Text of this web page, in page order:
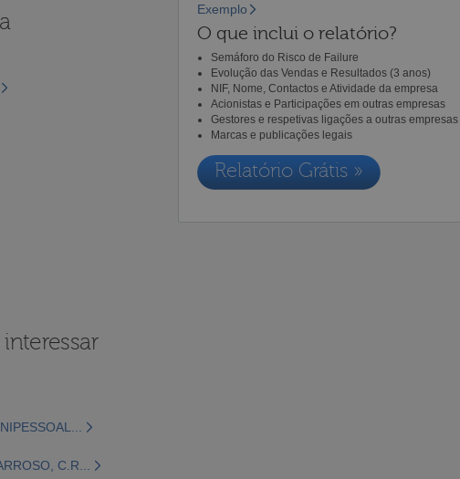
Exemplo
O que inclui o relatório?
Semáforo do Risco de Failure
Evolução das Vendas e Resultados (3 anos)
NIF, Nome, Contactos e Atividade da empresa
Acionistas e Participações em outras empresas
Gestores e respetivas ligações a outras empresas
Marcas e publicações legais
Relatório Grátis »
C.R...